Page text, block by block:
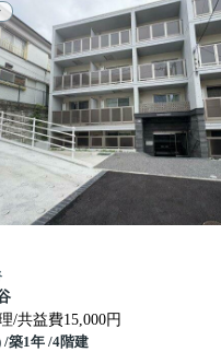
/共益費15,000円
/築1年 /4階建